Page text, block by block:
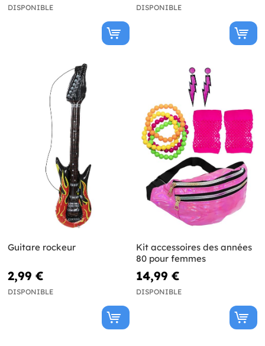
DISPONIBLE DISPONIBLE
Guitare rockeur
2,99 €
DISPONIBLE
Kit accessoires des années
80 pour femmes
14,99 €
DISPONIBLE